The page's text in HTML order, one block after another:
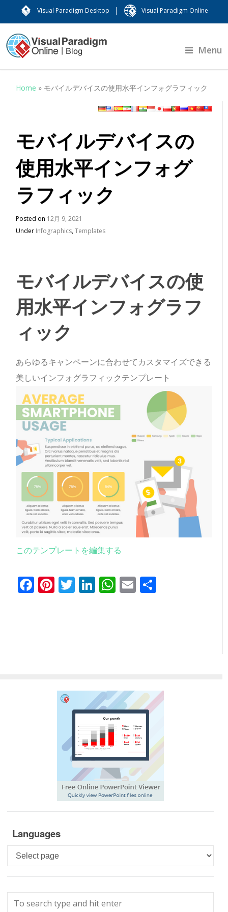
Visual Paradigm Desktop | Visual Paradigm Online
Menu
Home » モバイルデバイスの使用水平インフォグラフィック
モバイルデバイスの
使用水平インフォグ
ラフィック
Posted on 12月 9, 2021
Under Infographics,Templates
モバイルデバイスの使
用水平インフォグラフ
ィック
あらゆるキャンペーンに合わせてカスタマイズできる
美しいインフォグラフィックテンプレート
このテンプレートを編集する
Facebook
Pinterest
Twitter
LinkedIn
WhatsApp
Email
Languages
Languages